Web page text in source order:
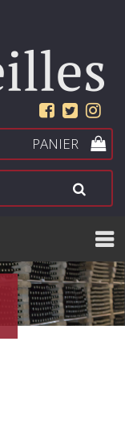
PANIER